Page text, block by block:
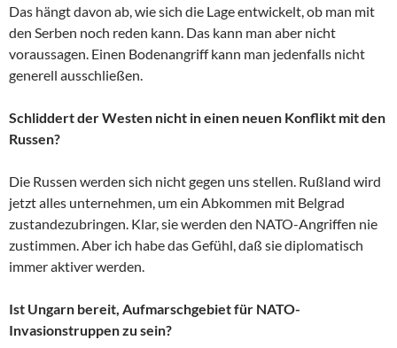
Das hängt davon ab, wie sich die Lage entwickelt, ob man mit
den Serben noch reden kann. Das kann man aber nicht
voraussagen. Einen Bodenangriff kann man jedenfalls nicht
generell ausschließen.
Schliddert der Westen nicht in einen neuen Konflikt mit den
Russen?
Die Russen werden sich nicht gegen uns stellen. Rußland wird
jetzt alles unternehmen, um ein Abkommen mit Belgrad
zustandezubringen. Klar, sie werden den NATO-Angriffen nie
zustimmen. Aber ich habe das Gefühl, daß sie diplomatisch
immer aktiver werden.
Ist Ungarn bereit, Aufmarschgebiet für NATO-
Invasionstruppen zu sein?